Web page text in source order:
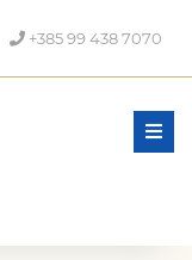
+385 99 438 7070